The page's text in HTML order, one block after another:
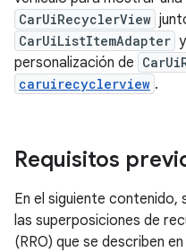
CarUiRecyclerView
CarUiListItemAdapter y
personalización de
caruirecyclerview .
Requisitos
En el siguiente
las superposiciones de
(RRO) que se describen en